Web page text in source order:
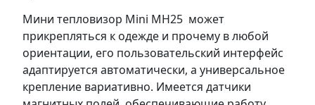
Мини тепловизор Mini MH25 может
прикрепляться к одежде и прочему в любой
ориентации, его пользовательский интерфейс
адаптируется автоматически, а универсальное
крепление вариативно. Имеется датчики